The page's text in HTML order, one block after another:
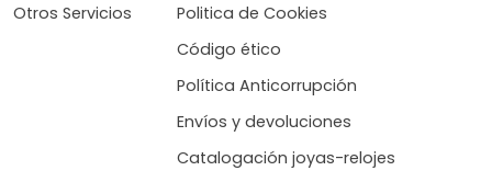
Otros Servicios
Politica de Cookies
Código ético
Política Anticorrupción
Envíos y devoluciones
Catalogación joyas-relojes